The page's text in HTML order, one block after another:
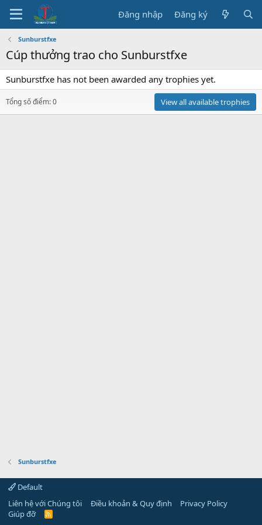
Đăng nhập Đăng ký
Sunburstfxe
Cúp thưởng trao cho Sunburstfxe
Sunburstfxe has not been awarded any trophies yet.
Tổng số điểm: 0 View all available trophies
Sunburstfxe
Default
Liên hệ với Chúng tôi
Điều khoản & Quy định
Privacy Policy
Giúp đỡ
R